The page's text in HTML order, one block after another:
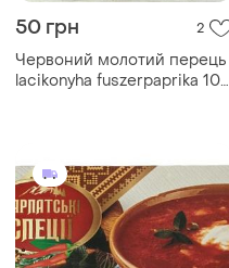
50 грн 2
Червоний молотий перець
lacikonyha fuszerpaprika 100